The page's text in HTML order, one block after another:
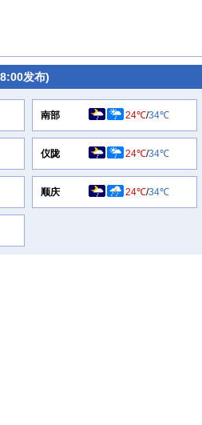
发布)
南部 24℃/34℃
仪陇 24℃/34℃
顺庆 24℃/34℃